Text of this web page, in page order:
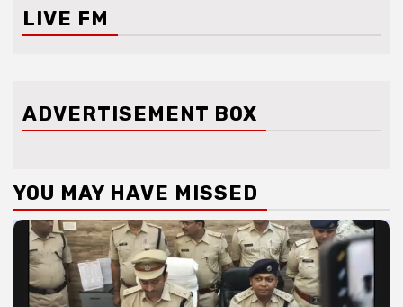
LIVE FM
ADVERTISEMENT BOX
YOU MAY HAVE MISSED